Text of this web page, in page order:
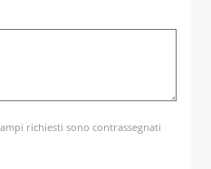
richiesti sono contrassegnati